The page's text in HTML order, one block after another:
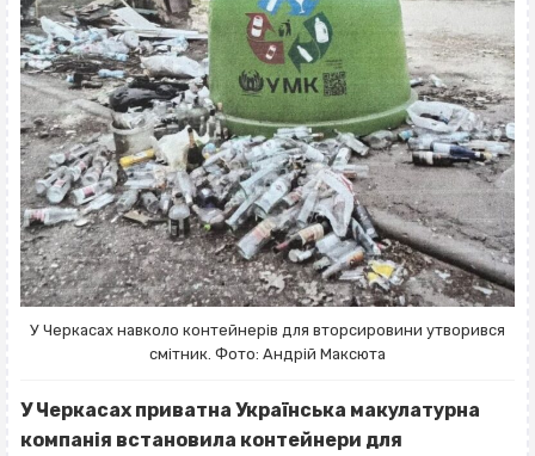
У Черкасах навколо контейнерів для вторсировини утворився
смітник. Фото: Андрій Максюта
У Черкасах приватна Українська макулатурна
компанія встановила контейнери для